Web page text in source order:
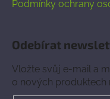
Podmínky ochrany
Odebírat
Vložte svůj e-mail a
o nových produktech